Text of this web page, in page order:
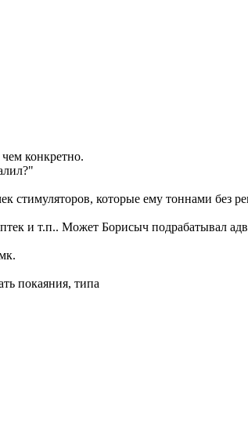
конкретно.
стимуляторов, которые ему тоннами без
и т.п.. Может Борисыч подрабатывал
покаяния, типа